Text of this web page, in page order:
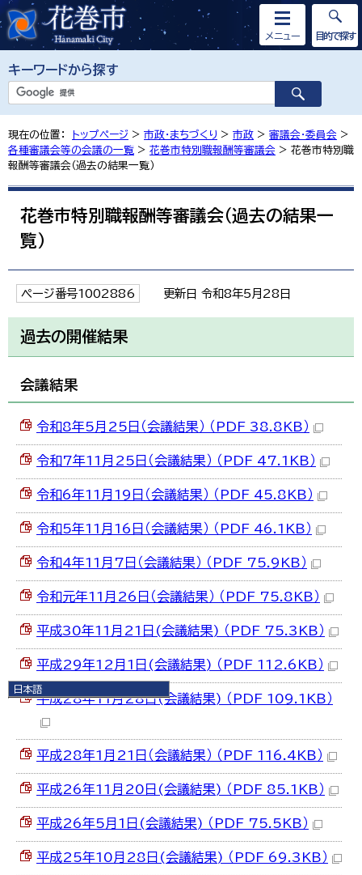
キーワードから探す
メニュー
日本語
日本語
English
简体中文
目的で探す
現在の位置： トップページ > 市政・まちづくり > 市政 > 審議会・委員会 >
各種審議会等の会議の一覧 > 花巻市特別職報酬等審議会 > 花巻市特別職
報酬等審議会（過去の結果一覧）
花巻市特別職報酬等審議会（過去の結果一
覧）
ページ番号1002886 更新日 令和8年5月28日
過去の開催結果
会議結果
令和8年5月25日（会議結果） （PDF 38.8KB）
令和7年11月25日（会議結果） （PDF 47.1KB）
令和6年11月19日（会議結果） （PDF 45.8KB）
令和5年11月16日（会議結果） （PDF 46.1KB）
令和4年11月7日（会議結果） （PDF 75.9KB）
令和元年11月26日（会議結果） （PDF 75.8KB）
平成30年11月21日(会議結果) （PDF 75.3KB）
平成29年12月1日(会議結果) （PDF 112.6KB）
平成28年11月28日(会議結果) （PDF 109.1KB）
平成28年1月21日（会議結果） （PDF 116.4KB）
平成26年11月20日(会議結果) （PDF 85.1KB）
平成26年5月1日(会議結果) （PDF 75.5KB）
平成25年10月28日(会議結果) （PDF 69.3KB）